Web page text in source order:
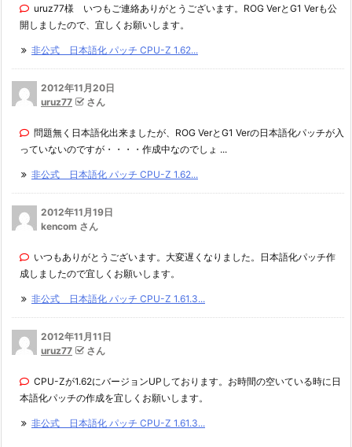
uruz77様 いつもご連絡ありがとうございます。ROG VerとG1 Verも公
開しましたので、宜しくお願いします。
非公式 日本語化 パッチ CPU-Z 1.62...
2012年11月20日
uruz77
さん
問題無く日本語化出来ましたが、ROG VerとG1 Verの日本語化パッチが入
っていないのですが・・・・作成中なのでしょ ...
非公式 日本語化 パッチ CPU-Z 1.62...
2012年11月19日
kencom さん
いつもありがとうございます。大変遅くなりました。日本語化パッチ作
成しましたので宜しくお願いします。
非公式 日本語化 パッチ CPU-Z 1.61.3...
2012年11月11日
uruz77
さん
CPU-Zが1.62にバージョンUPしております。お時間の空いている時に日
本語化パッチの作成を宜しくお願いします。
非公式 日本語化 パッチ CPU-Z 1.61.3...